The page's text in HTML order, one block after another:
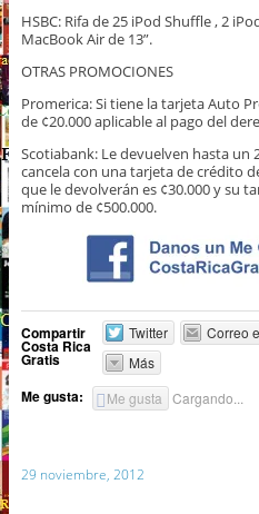
HSBC: Rifa de 25 iPod Shuffle , 2
MacBook Air de 13”.
OTRAS PROMOCIONES
Promerica: Si tiene la tarjeta Auto
de ¢20.000 aplicable al pago del
Scotiabank: Le devuelven hasta un
cancela con una tarjeta de crédito
que le devolverán es ¢30.000 y su
mínimo de ¢500.000.
Compartir
Costa Rica
Gratis
Twitter Correo
Más
Me gusta: Me gusta Cargando...
29 noviembre, 2012